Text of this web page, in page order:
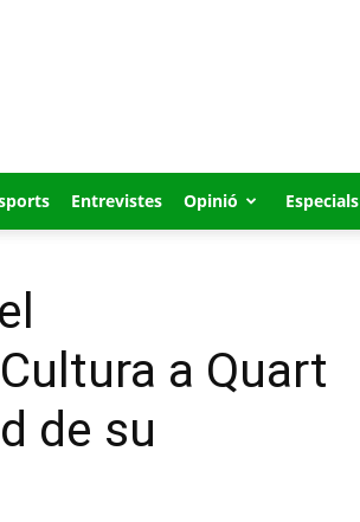
Entrevistes Opinió Especials
a Quart
de su